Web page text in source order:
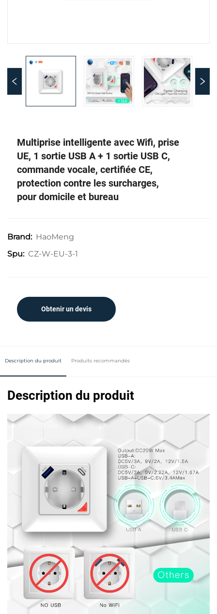
Multiprise intelligente avec Wifi, prise
UE, 1 sortie USB A + 1 sortie USB C,
commande vocale, certifiée CE,
protection contre les surcharges,
pour domicile et bureau
Brand: HaoMeng
Spu: CZ-W-EU-3-1
Obtenir un devis
Description du produit Produits recommandés
Description du produit